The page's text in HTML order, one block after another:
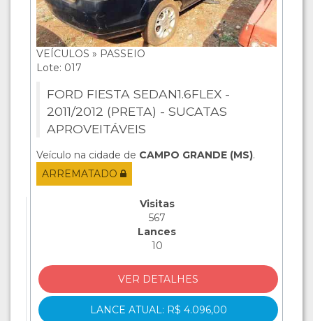
VEÍCULOS » PASSEIO
Lote: 017
FORD FIESTA SEDAN1.6FLEX -
2011/2012 (PRETA) - SUCATAS
APROVEITÁVEIS
Veículo na cidade de CAMPO GRANDE (MS).
ARREMATADO
Visitas
567
Lances
10
VER DETALHES
LANCE ATUAL: R$ 4.096,00